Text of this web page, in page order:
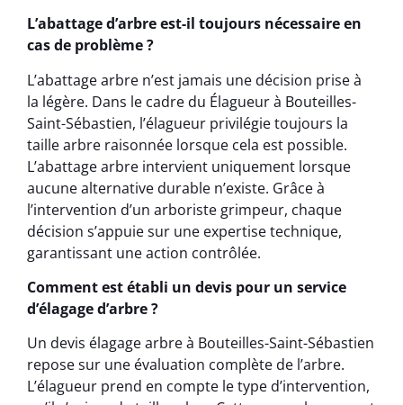
L’abattage d’arbre est-il toujours nécessaire en
cas de problème ?
L’abattage arbre n’est jamais une décision prise à
la légère. Dans le cadre du Élagueur à Bouteilles-
Saint-Sébastien, l’élagueur privilégie toujours la
taille arbre raisonnée lorsque cela est possible.
L’abattage arbre intervient uniquement lorsque
aucune alternative durable n’existe. Grâce à
l’intervention d’un arboriste grimpeur, chaque
décision s’appuie sur une expertise technique,
garantissant une action contrôlée.
Comment est établi un devis pour un service
d’élagage d’arbre ?
Un devis élagage arbre à Bouteilles-Saint-Sébastien
repose sur une évaluation complète de l’arbre.
L’élagueur prend en compte le type d’intervention,